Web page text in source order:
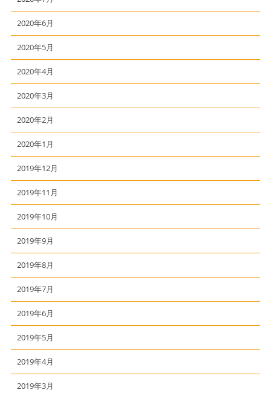
2020年6月
2020年5月
2020年4月
2020年3月
2020年2月
2020年1月
2019年12月
2019年11月
2019年10月
2019年9月
2019年8月
2019年7月
2019年6月
2019年5月
2019年4月
2019年3月